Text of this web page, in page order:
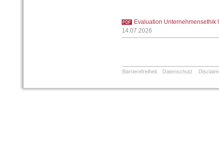
Evaluation Unternehmensethik
14.07.2026
Barrierefreiheit Datenschutz